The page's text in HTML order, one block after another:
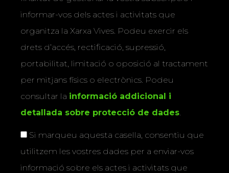
informar-vos dels actes i activitats que
organitza la Xarxa Vives. Podeu exercir els
drets d’accés, rectificació, supressió,
portabilitat, limitació o oposició al tractament
per mitjans físics o electrònics. Podeu
consultar la informació addicional i
detallada sobre protecció de dades
Si marqueu aquesta casella, consentiu que
utilitzem les vostres dades per a enviar-vos
informació sobre els actes i activitats que